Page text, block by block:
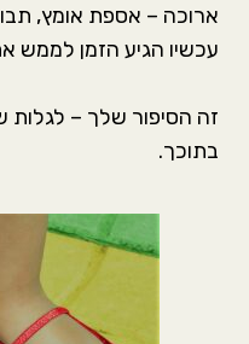
ארוכה – אספת אומץ,
עכשיו הגיע הזמן
זה הסיפור שלך –
בתוכך.